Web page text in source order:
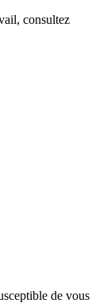
, consultez
de vous